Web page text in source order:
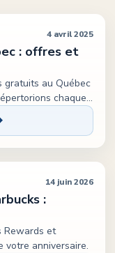
4 avril 2025
: offres et
gratuits au Québec
chaque...
14 juin 2026
:
Rewards et
votre anniversaire.